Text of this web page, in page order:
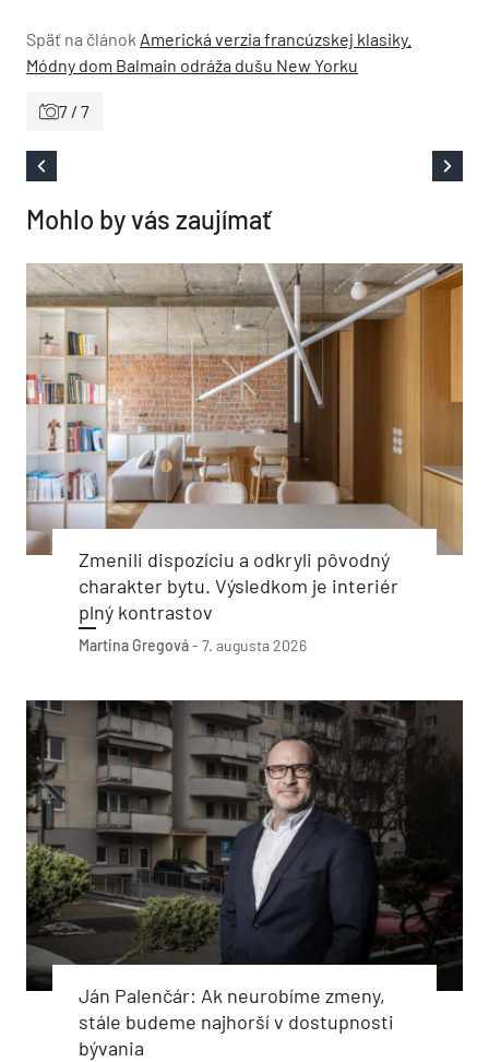
Späť na článok Americká verzia francúzskej klasiky.
Módny dom Balmain odráža dušu New Yorku
7 / 7
Mohlo by vás zaujímať
Zmenili dispozíciu a odkryli pôvodný
charakter bytu. Výsledkom je interiér
plný kontrastov
Martina Gregová- 7. augusta 2026
Ján Palenčár: Ak neurobíme zmeny,
stále budeme najhorší v dostupnosti
bývania